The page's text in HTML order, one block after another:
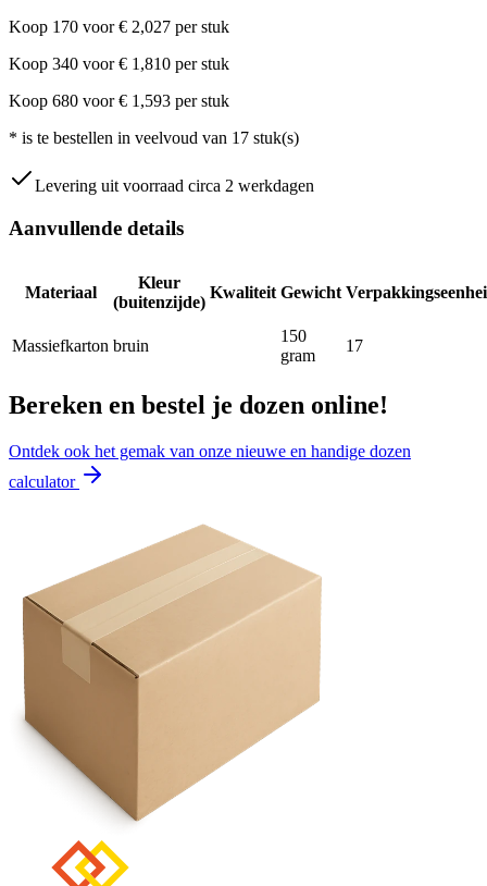
Koop 170 voor € 2,027 per stuk
Koop 340 voor € 1,810 per stuk
Koop 680 voor € 1,593 per stuk
* is te bestellen in veelvoud van 17 stuk(s)
Levering uit voorraad circa 2 werkdagen
Aanvullende details
Materiaal
Kleur
(buitenzijde)
Kwaliteit Gewicht
Massiefkarton bruin
150
gram
17
Bereken en bestel je dozen online!
Ontdek ook het gemak van onze nieuwe en handige dozen
calculator